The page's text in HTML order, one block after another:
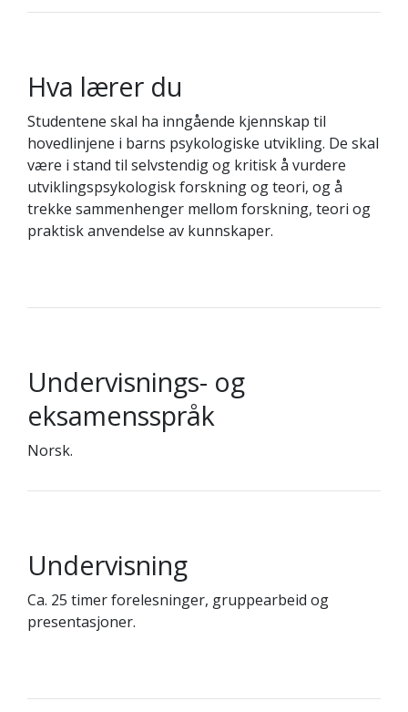
Hva lærer du
Studentene skal ha inngående kjennskap til
hovedlinjene i barns psykologiske utvikling. De skal
være i stand til selvstendig og kritisk å vurdere
utviklingspsykologisk forskning og teori, og å
trekke sammenhenger mellom forskning, teori og
praktisk anvendelse av kunnskaper.
Undervisnings- og
eksamensspråk
Norsk.
Undervisning
Ca. 25 timer forelesninger, gruppearbeid og
presentasjoner.